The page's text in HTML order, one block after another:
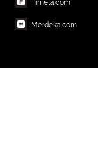
Fimela.com
Merdeka.com